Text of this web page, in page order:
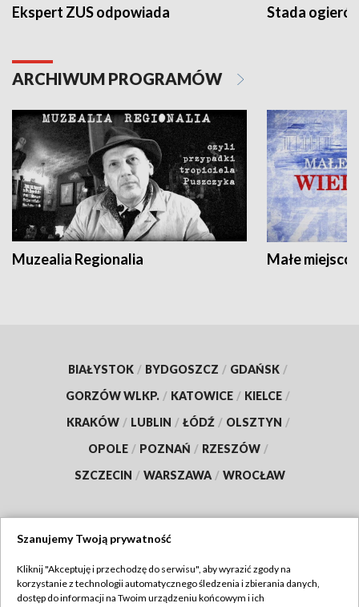
Ekspert ZUS odpowiada Stada
ARCHIWUM PROGRAMÓW
Muzealia Regionalia Małe
BIAŁYSTOK / BYDGOSZCZ / GDAŃSK /
GORZÓW WLKP. / KATOWICE / KIELCE /
KRAKÓW / LUBLIN / ŁÓDŹ / OLSZTYN /
OPOLE / POZNAŃ / RZESZÓW /
SZCZECIN / WARSZAWA / WROCŁAW
TVP
Szanujemy Twoją prywatność
Kliknij "Akceptuję i przechodzę do serwisu", aby wyrazić zgody na
korzystanie z technologii automatycznego śledzenia i zbierania danych,
dostęp do informacji na Twoim urządzeniu końcowym i ich